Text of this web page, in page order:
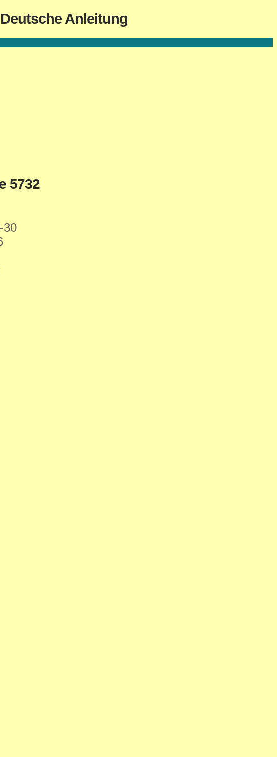
Anleitung
5732
30